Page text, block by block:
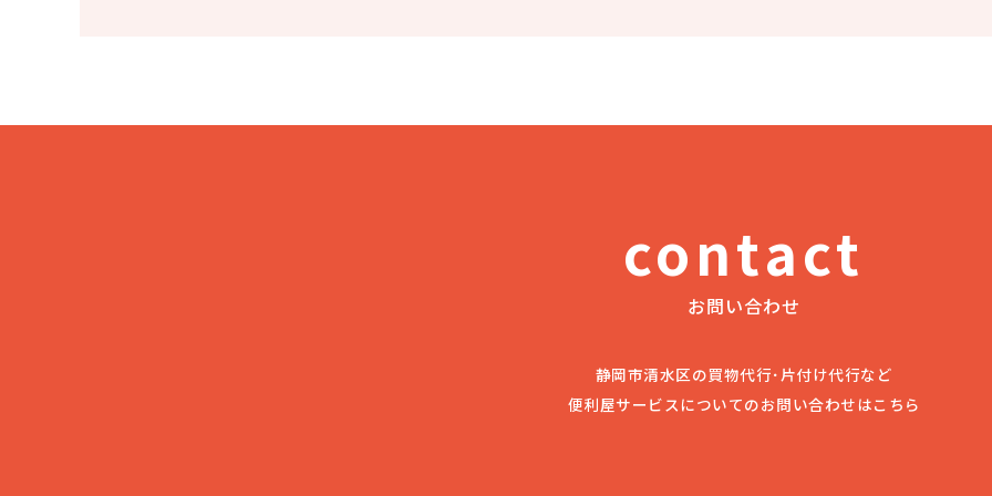
contact
お問い合わせ
静岡市清水区の買物代行･片付け代行など
便利屋サービスについてのお問い合わせはこちら